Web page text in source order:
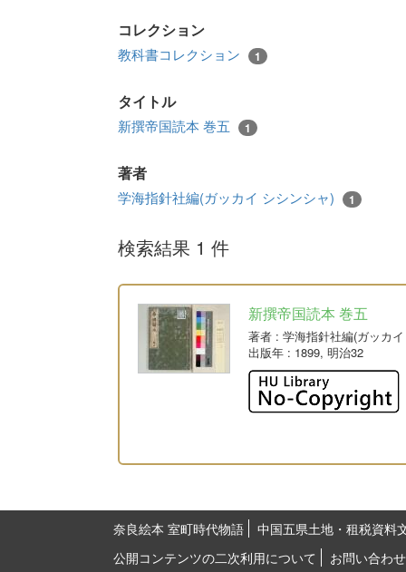
コレクション
教科書コレクション 1
タイトル
新撰帝国読本 巻五 1
著者
学海指針社編(ガッカイ シシンシャ) 1
検索結果 1 件
新撰帝国読本 巻五
著者 : 学海指針社編(ガッカ
出版年 : 1899, 明治32
奈良絵本 室町時代物語
中国五県土地・租税資料
公開コンテンツの二次利用について
お問い合わせ